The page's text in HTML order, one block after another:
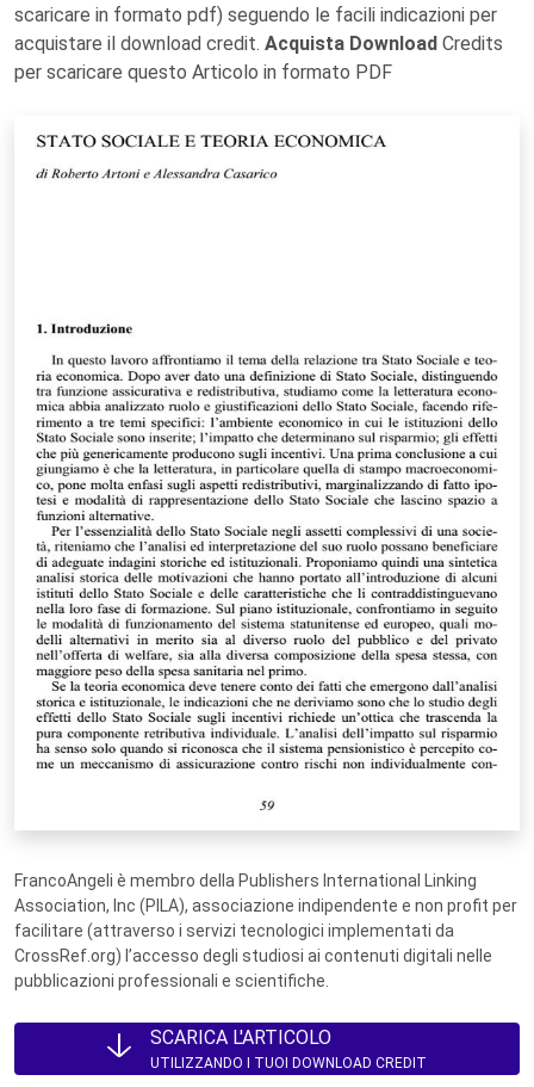
scaricare in formato pdf) seguendo le facili indicazioni per
acquistare il download credit. Acquista Download Credits
per scaricare questo Articolo in formato PDF
FrancoAngeli è membro della Publishers International Linking
Association, Inc (PILA), associazione indipendente e non profit per
facilitare (attraverso i servizi tecnologici implementati da
CrossRef.org) l’accesso degli studiosi ai contenuti digitali nelle
pubblicazioni professionali e scientifiche.
SCARICA L'ARTICOLO
UTILIZZANDO I TUOI DOWNLOAD CREDIT